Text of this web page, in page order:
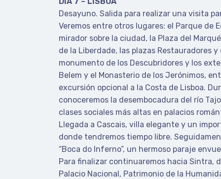
Desayuno. Salida para realizar una visita
Veremos entre otros lugares: el Parque de
mirador sobre la ciudad, la Plaza del
de la Liberdade, las plazas Restauradores y
monumento de los Descubridores y los
Belem y el Monasterio de los Jerónimos,
excursión opcional a la Costa de Lisboa.
conoceremos la desembocadura del río
clases sociales más altas en palacios
Llegada a Cascais, villa elegante y un
donde tendremos tiempo libre.
“Boca do Inferno”, un hermoso paraje
Para finalizar continuaremos hacia Sintra,
Palacio Nacional, Patrimonio de la